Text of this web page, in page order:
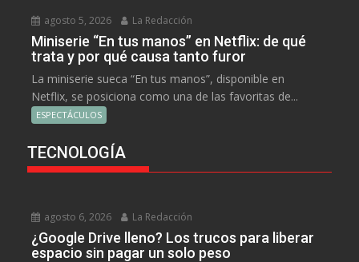
agosto 5, 2026 La Redacción
Miniserie “En tus manos” en Netflix: de qué
trata y por qué causa tanto furor
La miniserie sueca “En tus manos”, disponible en
Netflix, se posiciona como una de las favoritas de...
ESPECTÁCULOS
TECNOLOGÍA
agosto 6, 2026 La Redacción
¿Google Drive lleno? Los trucos para liberar
espacio sin pagar un solo peso